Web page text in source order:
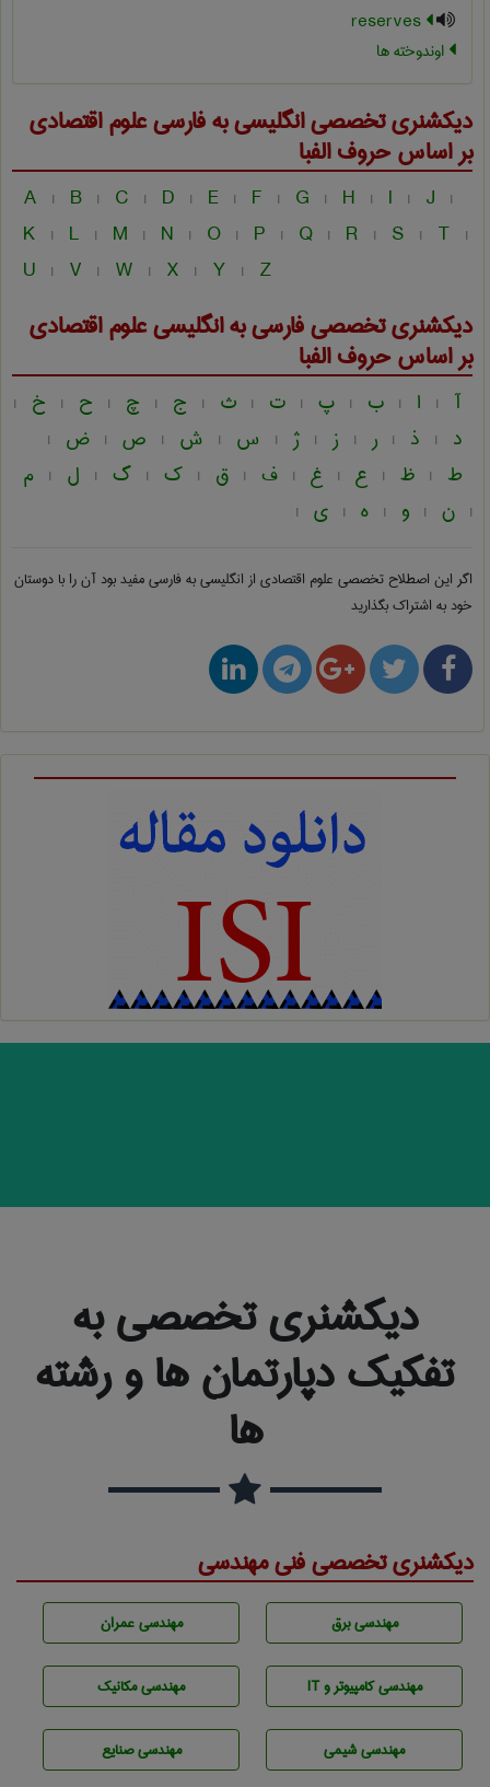
اوندوخته ها
دیکشنری تخصصی انگلیسی به فارسیعلوم اقتصادی
بر اساس حروف الفبا
A | B | C | D | E | F | G | H | I | J |
K | L | M | N | O | P | Q | R | S | T |
U | V | W | X | Y | Z
دیکشنری تخصصی فارسی به انگلیسیعلوم اقتصادی
بر اساس حروف الفبا
آ | ا | ب | پ | ت | ث | ج | چ | ح | خ |
د | ذ | ر | ز | ژ | س | ش | ص | ض |
ط | ظ | ع | غ | ف | ق | ک | گ | ل | م
| ن | و | ه | ی |
اگر این اصطلاح تخصصی علوم اقتصادی از انگلیسی به فارسیمفید بود آن را با دوستان
خود به اشتراک بگذارید
دیکشنری تخصصی به
تفکیک دپارتمان ها و رشته
ها
دیکشنری تخصصی فنی مهندسی
مهندسی برق مهندسی عمران
مهندسی كامپيوتر و IT مهندسی مکانیک
مهندسي شيمی مهندسی صنايع